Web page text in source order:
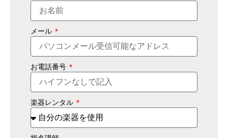
メール
お電話番号
楽器レンタル